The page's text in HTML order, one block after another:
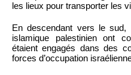
les lieux pour transporter les
En descendant vers le
islamique palestinien ont
étaient engagés dans des
forces d’occupation